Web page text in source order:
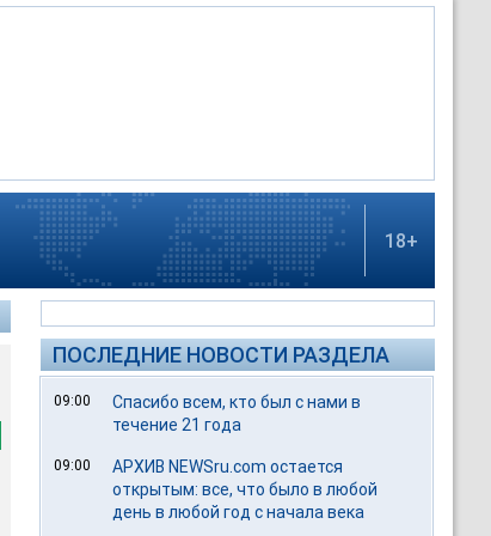
18+
ПОСЛЕДНИЕ НОВОСТИ РАЗДЕЛА
09:00
Спасибо всем, кто был с нами в
течение 21 года
09:00
АРХИВ NEWSru.com остается
открытым: все, что было в любой
день в любой год с начала века